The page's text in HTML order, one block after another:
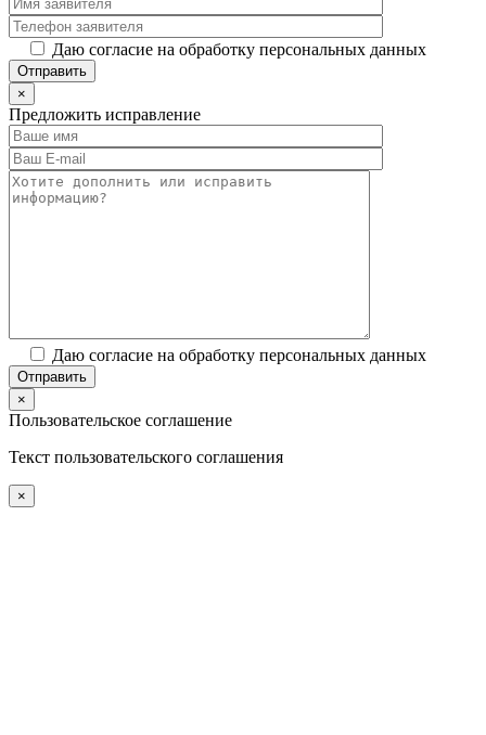
Даю согласие на обработку персональных данных
×
Предложить исправление
Даю согласие на обработку персональных данных
×
Пользовательское соглашение
Текст пользовательского соглашения
×